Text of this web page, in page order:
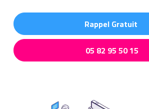
Rappel Gratuit
05 82 95 50 15